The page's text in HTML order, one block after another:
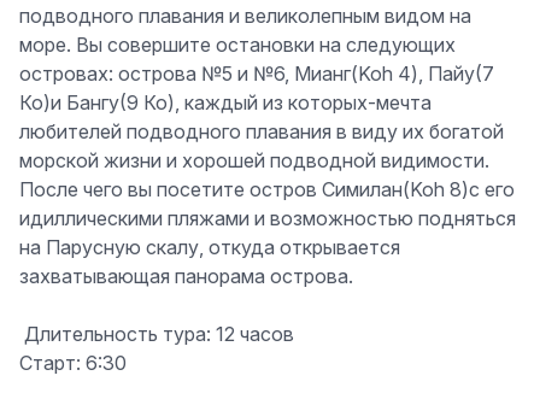
подводного плавания и великолепным видом на
море. Вы совершите остановки на следующих
островах: острова №5 и №6, Мианг(Koh 4), Пайу(7
Ко)и Бангу(9 Ко), каждый из которых-мечта
любителей подводного плавания в виду их богатой
морской жизни и хорошей подводной видимости.
После чего вы посетите остров Симилан(Koh 8)с его
идиллическими пляжами и возможностью подняться
на Парусную скалу, откуда открывается
захватывающая панорама острова.
️ Длительность тура: 12 часов
Старт: 6:30